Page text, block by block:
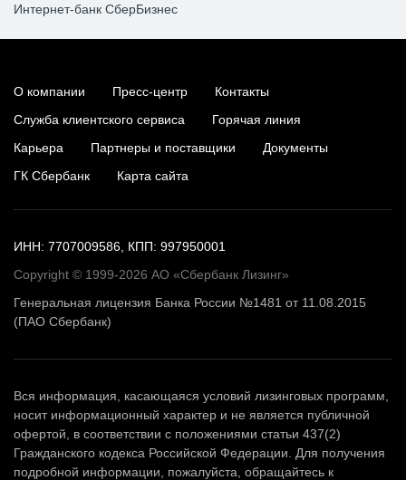
Интернет-банк СберБизнес
О компании Пресс-центр
Контакты
Служба клиентского сервиса
Горячая линия
Карьера
Партнеры и поставщики
Документы
ГК Сбербанк
Карта сайта
ИНН: 7707009586, КПП: 997950001
Copyright © 1999-2026 АО «Сбербанк Лизинг»
Генеральная лицензия Банка России №1481 от 11.08.2015
(ПАО Сбербанк)
Вся информация, касающаяся условий лизинговых программ,
носит информационный характер и не является публичной
офертой, в соответствии с положениями статьи 437(2)
Гражданского кодекса Российской Федерации. Для получения
подробной информации, пожалуйста, обращайтесь к